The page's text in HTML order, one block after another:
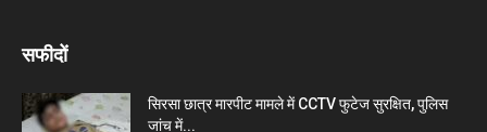
सफीदों
सिरसा छात्र मारपीट मामले में CCTV फुटेज सुरक्षित, पुलिस
जांच में...